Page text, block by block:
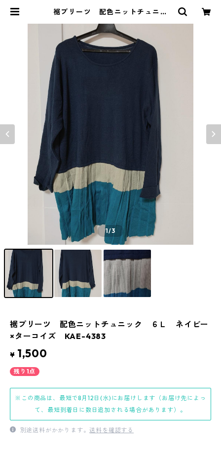
裾プリーツ 配色ニットチュニッ
AE-4383 | DOLUCK PRODUCE
1/3
裾プリーツ 配色ニットチュニック ６Ｌ ネイビー
×ターコイズ KAE-4383
¥ 1,500
残り1点
※この商品は、最短で8月12日(水)にお届けします（お届け先によっ
て、最短到着日に数日追加される場合があります）。
別途送料がかかります。送料を確認する